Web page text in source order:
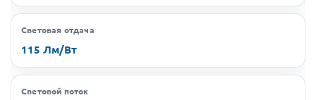
Световая отдача
115 Лм/Вт
Световой поток